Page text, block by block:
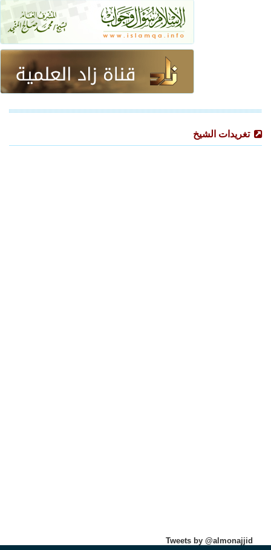
تغريدات الشيخ
Tweets by @almonajjid